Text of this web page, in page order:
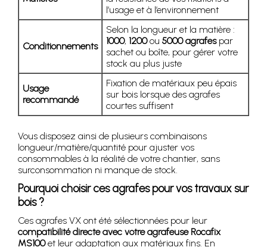
l’usage et à l’environnement
Conditionnements
Selon la longueur et la matière :
1000, 1200ou 5000 agrafespar
sachet ou boîte, pour gérer votre
stock au plus juste
Usage
recommandé
Fixation de matériaux peu épais
sur bois lorsque des agrafes
courtes suffisent
Vous disposez ainsi de plusieurs combinaisons
longueur/matière/quantité pour ajuster vos
consommables à la réalité de votre chantier, sans
surconsommation ni manque de stock.
Pourquoi choisir ces agrafes pour vos travaux sur
bois ?
Ces agrafes VX ont été sélectionnées pour leur
compatibilité directe avec votre agrafeuse Rocafix
MS100et leur adaptation aux matériaux fins. En